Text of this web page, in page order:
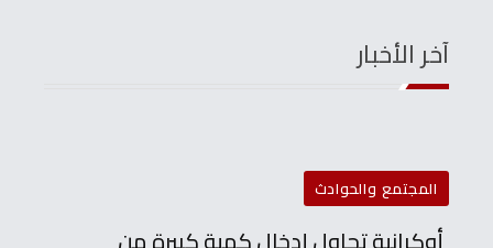
آخر الأخبار
المجتمع والحوادث